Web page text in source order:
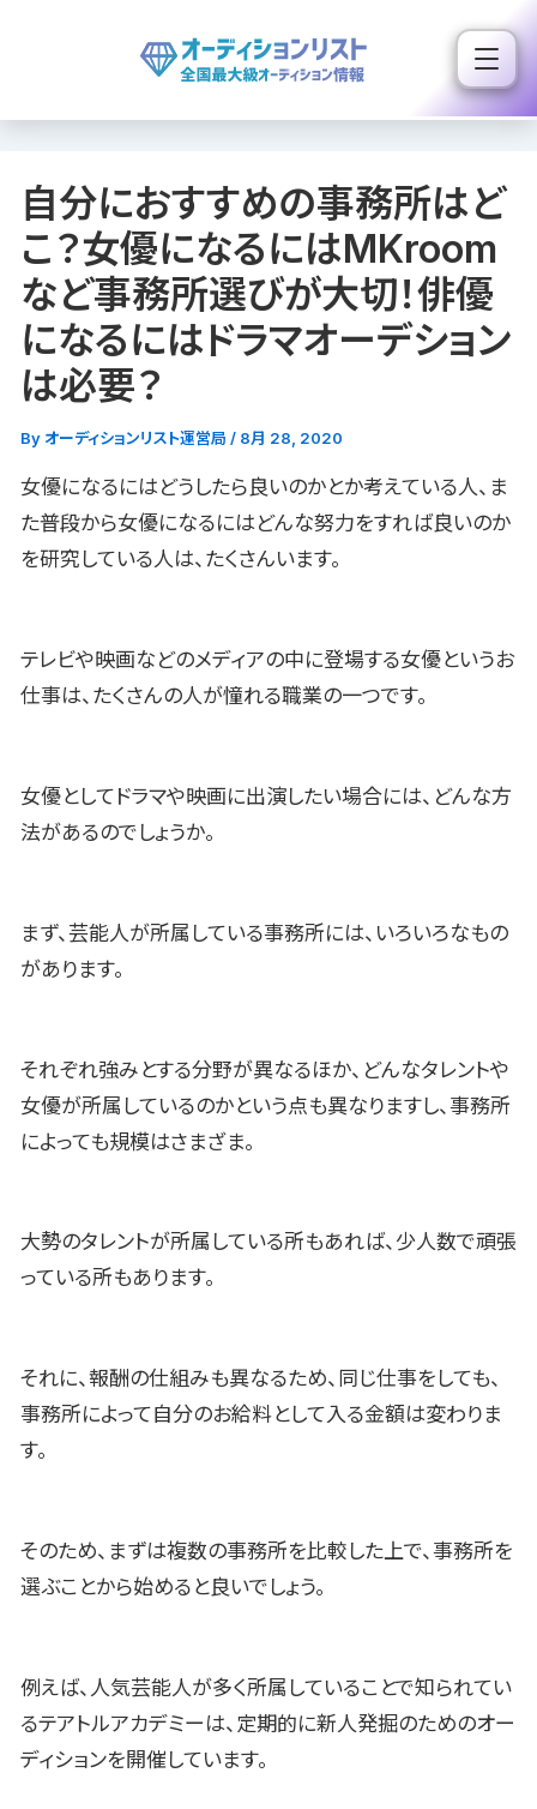
ス
自分におすすめの事務所はど
こ？女優になるにはMKroom
など事務所選びが大切！俳優
になるにはドラマオーデション
は必要？
By オーディションリスト運営局 / 8月 28, 2020
女優になるにはどうしたら良いのかとか考えている人、ま
た普段から女優になるにはどんな努力をすれば良いのか
を研究している人は、たくさんいます。
テレビや映画などのメディアの中に登場する女優というお
仕事は、たくさんの人が憧れる職業の一つです。
女優としてドラマや映画に出演したい場合には、どんな方
法があるのでしょうか。
まず、芸能人が所属している事務所には、いろいろなもの
があります。
それぞれ強みとする分野が異なるほか、どんなタレントや
女優が所属しているのかという点も異なりますし、事務所
によっても規模はさまざま。
大勢のタレントが所属している所もあれば、少人数で頑張
っている所もあります。
それに、報酬の仕組みも異なるため、同じ仕事をしても、
事務所によって自分のお給料として入る金額は変わりま
す。
そのため、まずは複数の事務所を比較した上で、事務所を
選ぶことから始めると良いでしょう。
例えば、人気芸能人が多く所属していることで知られてい
るテアトルアカデミーは、定期的に新人発掘のためのオー
ディションを開催しています。